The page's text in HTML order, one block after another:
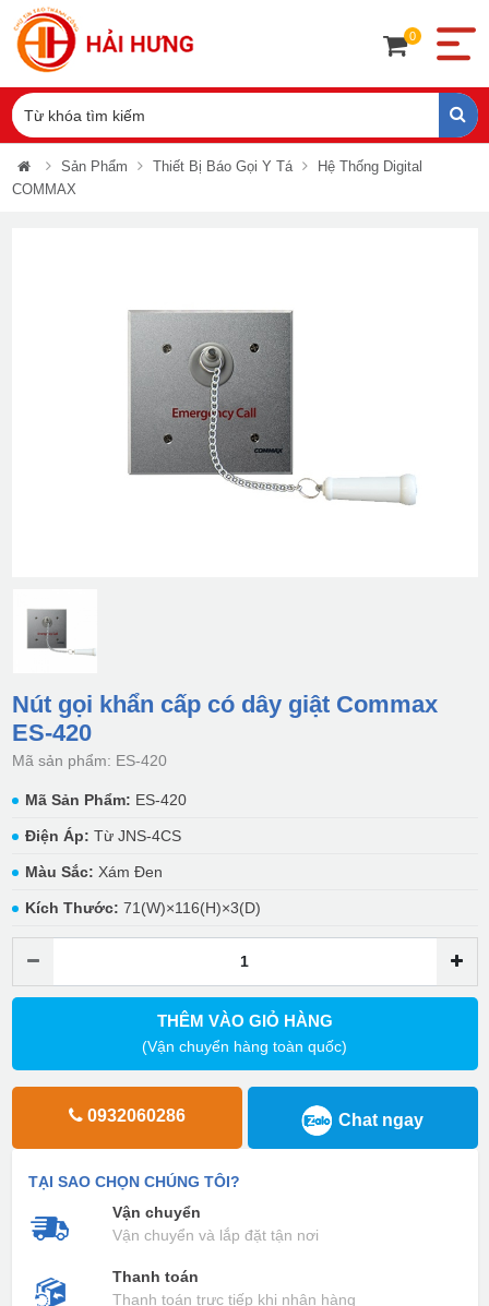
0
Sản Phẩm Thiết Bị Báo Gọi Y Tá
Hệ Thống Digital
COMMAX
Nút gọi khẩn cấp có dây giật Commax
ES-420
Mã sản phẩm: ES-420
Mã Sản Phẩm: ES-420
Điện Áp: Từ JNS-4CS
Màu Sắc: Xám Đen
Kích Thước: 71(W)×116(H)×3(D)
THÊM VÀO GIỎ HÀNG
(Vận chuyển hàng toàn quốc)
0932060286 Chat ngay
TẠI SAO CHỌN CHÚNG TÔI?
Vận chuyển
Vận chuyển và lắp đặt tận nơi
Thanh toán
Thanh toán trực tiếp khi nhận hàng